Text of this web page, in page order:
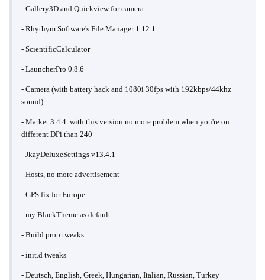
- Gallery3D and Quickview for camera
- Rhythym Software's File Manager 1.12.1
- ScientificCalculator
- LauncherPro 0.8.6
- Camera (with battery hack and 1080i 30fps with 192kbps/44khz
sound)
- Market 3.4.4. with this version no more problem when you're on
different DPi than 240
- JkayDeluxeSettings v13.4.1
- Hosts, no more advertisement
- GPS fix for Europe
- my BlackTheme as default
- Build.prop tweaks
- init.d tweaks
- Deutsch, English, Greek, Hungarian, Italian, Russian, Turkey